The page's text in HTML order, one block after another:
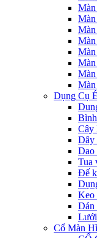
Dụng Cụ
Cây
Dây
Dao
Tua
Đế
Keo
Dán
Cổ Màn